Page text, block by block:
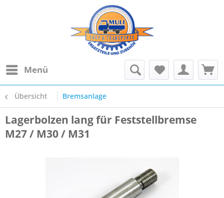
Menü
Übersicht Bremsanlage
Lagerbolzen lang für Feststellbremse
M27 / M30 / M31